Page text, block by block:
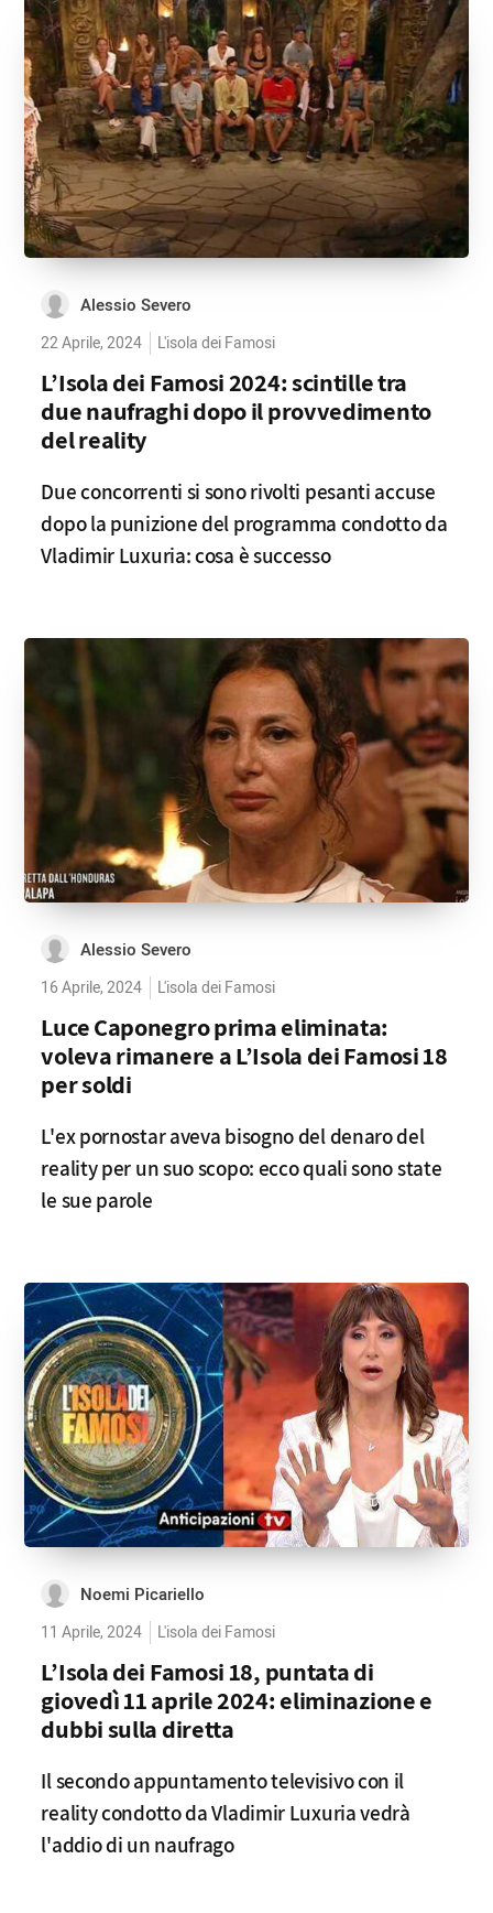
Alessio Severo
22 Aprile, 2024 L'isola dei Famosi
L’Isola dei Famosi 2024: scintille tra
due naufraghi dopo il provvedimento
del reality
Due concorrenti si sono rivolti pesanti accuse
dopo la punizione del programma condotto da
Vladimir Luxuria: cosa è successo
Alessio Severo
16 Aprile, 2024 L'isola dei Famosi
Luce Caponegro prima eliminata:
voleva rimanere a L’Isola dei Famosi 18
per soldi
L'ex pornostar aveva bisogno del denaro del
reality per un suo scopo: ecco quali sono state
le sue parole
Noemi Picariello
11 Aprile, 2024 L'isola dei Famosi
L’Isola dei Famosi 18, puntata di
giovedì 11 aprile 2024: eliminazione e
dubbi sulla diretta
Il secondo appuntamento televisivo con il
reality condotto da Vladimir Luxuria vedrà
l'addio di un naufrago